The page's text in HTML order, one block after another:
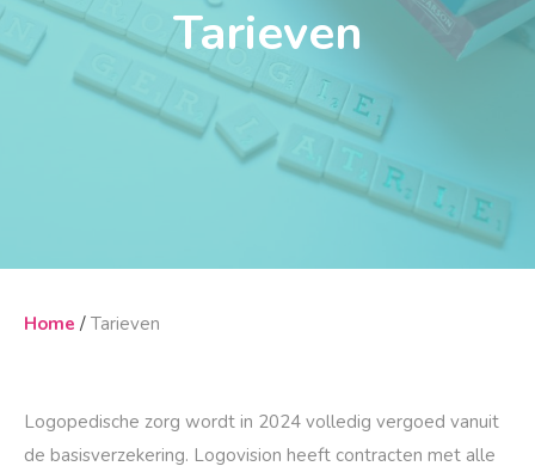
Tarieven
Home / Tarieven
Logopedische zorg wordt in 2024 volledig vergoed vanuit
de basisverzekering. Logovision heeft contracten met alle